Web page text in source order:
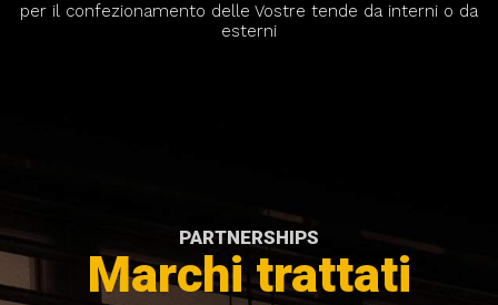
per il confezionamento delle Vostre tende da interni o da
esterni
PARTNERSHIPS
Marchi trattati